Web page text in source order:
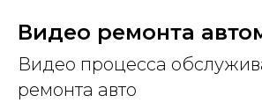
Видео ремонта
Видео процесса
ремонта авто